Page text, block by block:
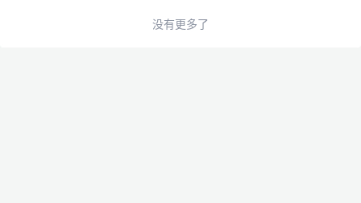
没有更多了